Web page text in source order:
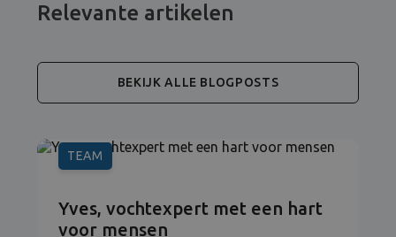
Relevante artikelen
BEKIJK ALLE BLOGPOSTS
TEAM
Yves, vochtexpert met een hart
voor mensen